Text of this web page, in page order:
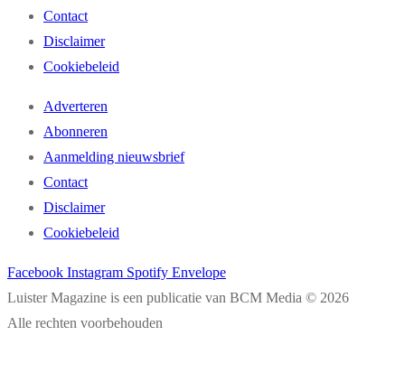
Contact
Disclaimer
Cookiebeleid
Adverteren
Abonneren
Aanmelding nieuwsbrief
Contact
Disclaimer
Cookiebeleid
Facebook Instagram Spotify Envelope
Luister Magazine is een publicatie van BCM Media © 2026
Alle rechten voorbehouden